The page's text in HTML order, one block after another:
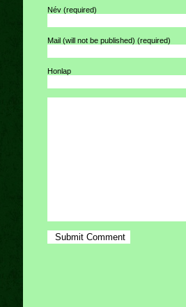
Név (required)
Mail (will not be published) (required)
Honlap